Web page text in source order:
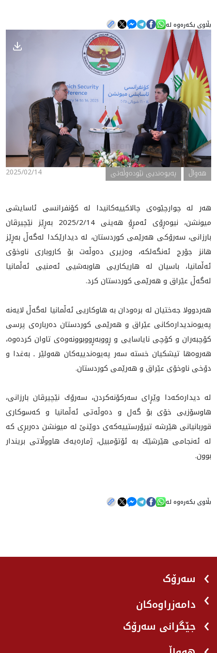
هه‌واڵ
گەلەری
بڵاوی بکەرەوە لە
2025/02/14 هه‌واڵ په‌یوه‌ندیی نێوده‌وڵه‌تی
هه‌ر له‌ چوارچێوه‌ى چالاكییه‌كانيد‌ا له‌ كۆنفرانسى ئاسايشى
ميونشن، نيوه‌ڕۆى ئه‌مڕۆ هه‌ينى 2025/2/14 به‌ڕێز نێچیرڤان
بارزانی، سه‌رۆكى هه‌رێمى كوردستان، له‌ ديدارێكدا له‌گه‌ڵ به‌ڕێز
هانز جۆرج ئه‌نگه‌لكه‌، وه‌زيرى ده‌وڵه‌ت بۆ كاروبارى ناوخۆی
ئەڵمانیا، باسيان له‌ هاريكاريى هاوبه‌شيى ئه‌منيى ئه‌ڵمانيا
له‌گه‌ڵ عێراق و هه‌رێمى كوردستان كرد.
هه‌ردوولا جه‌ختيان له‌ بره‌ودان به‌ هاوكاريى ئه‌ڵمانيا له‌گه‌ڵ لايه‌نه‌
په‌يوه‌نديداره‌كانى عێراق و هه‌رێمى كوردستان ده‌رباره‌ى پرسى
كۆچبه‌ران و كۆچى ناياسايى و ڕووبه‌ڕووبوونه‌وه‌ى تاوان كرده‌وه‌،
هه‌روه‌ها تيشكيان خسته‌ سەر په‌يوه‌ندييه‌كان هه‌ولێر ـ به‌غدا و
دۆخى ناوخۆى عێراق و هه‌رێمى كوردستان.
له‌ ديداره‌كه‌دا وێڕاى سه‌ركۆنه‌كردن، سه‌رۆك نێچيرڤان بارزانى،
هاوسۆزيى خۆى بۆ گەل و دەوڵەتی ئه‌ڵمانيا و كه‌سوكارى
قوربانیانی هێرشه‌ تيرۆرستييه‌كه‌ى دوێنێ له‌ ميونشن ده‌ربڕى كه‌
له‌ ئه‌نجامى هێرشێك به‌ ئۆتۆمبيل، ژماره‌يه‌ك هاووڵاتى بريندار
بوون.
بڵاوی بکەرەوە لە
سەرۆک
دامەزراوەکان
جێگرانی سه‌رۆک